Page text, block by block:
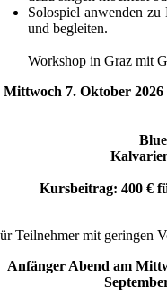
Solospiel anwenden
und begleiten.
Workshop in Graz mit
Mittwoch 7. Oktober
Kursbeitrag: 400 €
Teilnehmer mit geringen
Anfänger Abend am